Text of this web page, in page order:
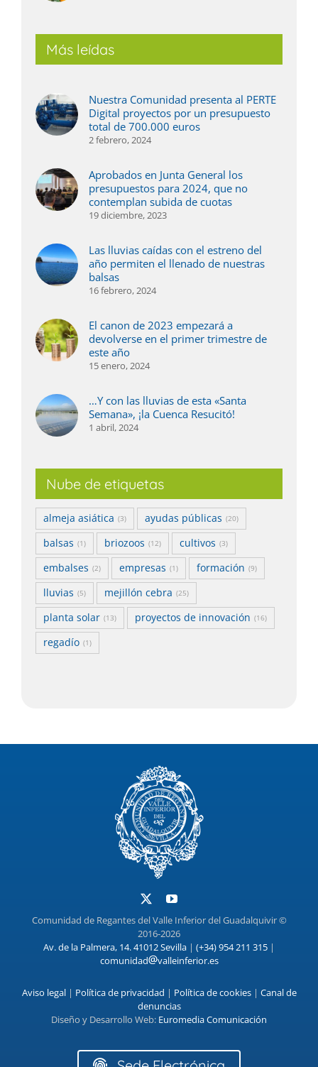
Más leídas
Nuestra Comunidad presenta al PERTE
Digital proyectos por un presupuesto
total de 700.000 euros
2 febrero, 2024
Aprobados en Junta General los
presupuestos para 2024, que no
contemplan subida de cuotas
19 diciembre, 2023
Las lluvias caídas con el estreno del
año permiten el llenado de nuestras
balsas
16 febrero, 2024
El canon de 2023 empezará a
devolverse en el primer trimestre de
este año
15 enero, 2024
…Y con las lluvias de esta «Santa
Semana», ¡la Cuenca Resucitó!
1 abril, 2024
Nube de etiquetas
almeja asiática (3) ayudas públicas (20)
balsas (1) briozoos (12) cultivos (3)
embalses (2) empresas (1) formación (9)
lluvias (5) mejillón cebra (25)
planta solar (13) proyectos de innovación (16)
regadío (1)
Comunidad de Regantes del Valle Inferior del Guadalquivir ©
2016-2026
Av. de la Palmera, 14. 41012 Sevilla | (+34) 954 211 315 |
comunidad
valleinferior.es
Aviso legal| Política de privacidad | Política de cookies| Canal de
denuncias
Diseño y Desarrollo Web: Euromedia Comunicación